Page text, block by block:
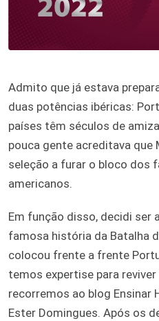
Admito que já estava
duas potências ibéricas:
países têm séculos de
pouca gente acreditava que
seleção a furar o bloco dos
americanos.
Em função disso, decidi ser
famosa história da Batalha
colocou frente a frente
temos expertise para
recorremos ao blog Ensinar
Ester Domingues. Após os